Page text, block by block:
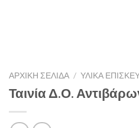
ΑΡΧΙΚΉ ΣΕΛΊΔΑ / ΥΛΙΚΑ
Ταινία Δ.Ο.